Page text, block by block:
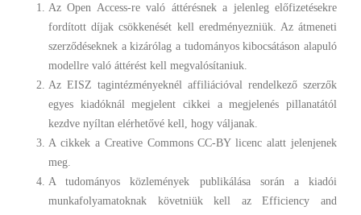
Az Open Access-re való áttérésnek a jelenleg előfizetésekre
fordított díjak csökkenését kell eredményezniük. Az átmeneti
szerződéseknek a kizárólag a tudományos kibocsátáson alapuló
modellre való áttérést kell megvalósítaniuk.
Az EISZ tagintézményeknél affiliációval rendelkező szerzők
egyes kiadóknál megjelent cikkei a megjelenés pillanatától
kezdve nyíltan elérhetővé kell, hogy váljanak.
A cikkek a Creative Commons CC-BY licenc alatt jelenjenek
meg.
A tudományos közlemények publikálása során a kiadói
munkafolyamatoknak követniük kell az Efficiency and